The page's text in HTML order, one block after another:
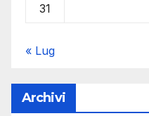
31
« Lug
Archivi